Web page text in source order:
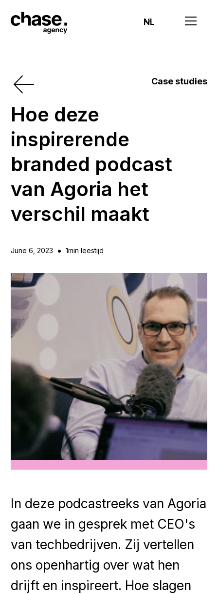
NL
Case studies
Hoe deze
inspirerende
branded podcast
van Agoria het
verschil maakt
June 6, 2023 • 1min leestijd
In deze podcastreeks van Agoria
gaan we in gesprek met CEO's
van techbedrijven. Zij vertellen
ons openhartig over wat hen
drijft en inspireert. Hoe slagen